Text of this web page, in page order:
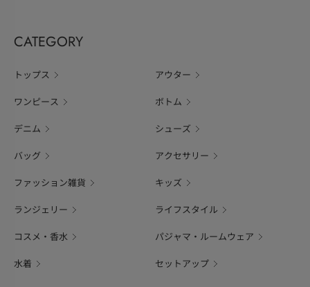
CATEGORY
トップス アウター
ワンピース ボトム
デニム シューズ
バッグ アクセサリー
ファッション雑貨 キッズ
ランジェリー ライフスタイル
コスメ・香水 パジャマ・ルームウェア
水着 セットアップ